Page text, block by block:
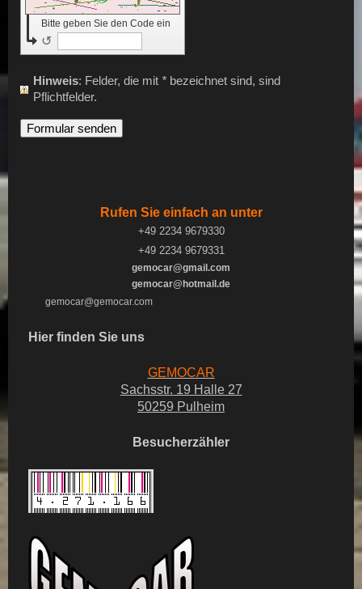
Bitte geben Sie den Code ein
↺
Hinweis : Felder, die mit * bezeichnet sind, sind
Pflichtfelder.
Rufen Sie einfach an unter
+49 2234 9679330
+49 2234 9679331
gemocar@gmail.com
gemocar@hotmail.de
gemocar@gemocar.com
Hier finden Sie uns
GEMOCAR
Sachsstr. 19 Halle 27
50259 Pulheim
Besucherzähler